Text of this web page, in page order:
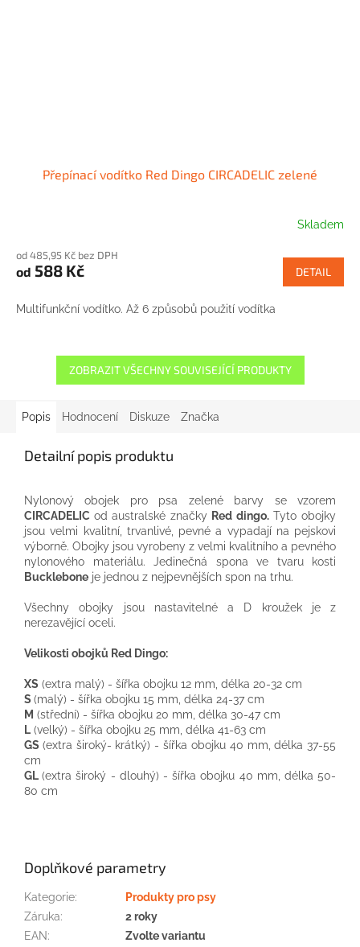
Přepínací vodítko Red Dingo CIRCADELIC zelené
Skladem
od 485,95 Kč bez DPH
od 588 Kč DETAIL
Multifunkční vodítko. Až 6 způsobů použití vodítka
ZOBRAZIT VŠECHNY SOUVISEJÍCÍ PRODUKTY
Popis Hodnocení Diskuze Značka
Detailní popis produktu
Nylonový obojek pro psa zelené barvy
se vzorem
CIRCADELIC od australské značky Red dingo. Tyto obojky
jsou velmi kvalitní, trvanlivé, pevné a vypadají na pejskovi
výborně. Obojky jsou vyrobeny z velmi kvalitního a pevného
nylonového
materiálu. Jedinečná spona ve tvaru
kosti
Bucklebone je jednou z nejpevnějších spon na trhu.
Všechny obojky jsou nastavitelné a D kroužek je
z
nerezavějící oceli.
Velikosti obojků Red Dingo:
XS (extra malý) - šířka obojku 12 mm , délka 20-32 cm
S (malý) - šířka obojku 15 mm , délka 24-37 cm
M (střední) - šířka obojku 20 mm , délka 30-47 cm
L (velký) - šířka obojku 25 mm , délka 41-63 cm
GS (extra široký- krátký) - šířka obojku 40 mm , délka 37-55
cm
GL (extra široký - dlouhý) - šířka obojku 40 mm , délka 50-
80 cm
Doplňkové parametry
Kategorie:
Produkty pro psy
Záruka:
2 roky
EAN:
Zvolte variantu